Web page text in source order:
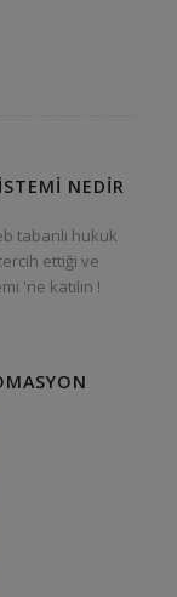
NEDIR
tabanlı hukuk
ettiği ve
'ne katılın !